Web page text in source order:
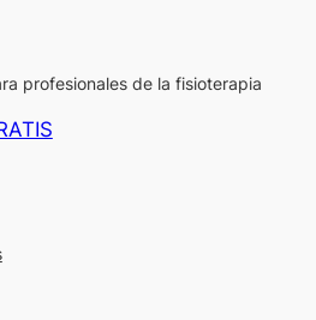
profesionales de la fisioterapia